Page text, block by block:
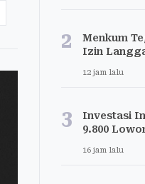
2
Menkum
Izin
12 jam lalu
3
Investasi
9.800
16 jam lalu